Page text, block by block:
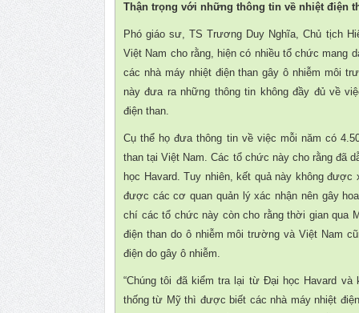
Thận trọng với những thông tin về nhiệt điện
Phó giáo sư, TS Trương Duy Nghĩa, Chủ tịch
Việt Nam cho rằng, hiện có nhiều tổ chức mang
các nhà máy nhiệt điện than gây ô nhiễm môi
này đưa ra những thông tin không đầy đủ về
điện than.
Cụ thể họ đưa thông tin về việc mỗi năm có
than tại Việt Nam. Các tổ chức này cho rằng đã
học Havard. Tuy nhiên, kết quả này không được
được các cơ quan quản lý xác nhận nên gây
chí các tổ chức này còn cho rằng thời gian qua
điện than do ô nhiễm môi trường và Việt Nam
điện do gây ô nhiễm.
“Chúng tôi đã kiểm tra lại từ Đại học Havard
thống từ Mỹ thì được biết các nhà máy nhiệt